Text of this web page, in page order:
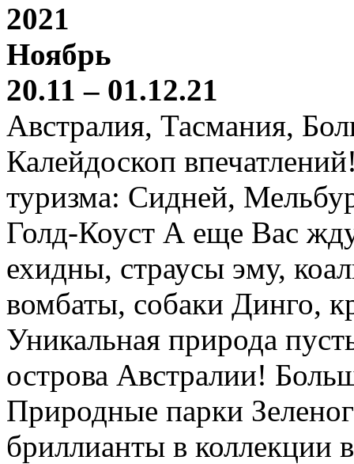
2021
Ноябрь
20.11 – 01.12.21
Австралия, Тасмания,
Калейдоскоп
туризма: Сидней,
Голд-Коуст А еще Вас
ехидны, страусы эму,
вомбаты, собаки Динго,
Уникальная природа
острова Австралии!
Природные парки
бриллианты в коллекции